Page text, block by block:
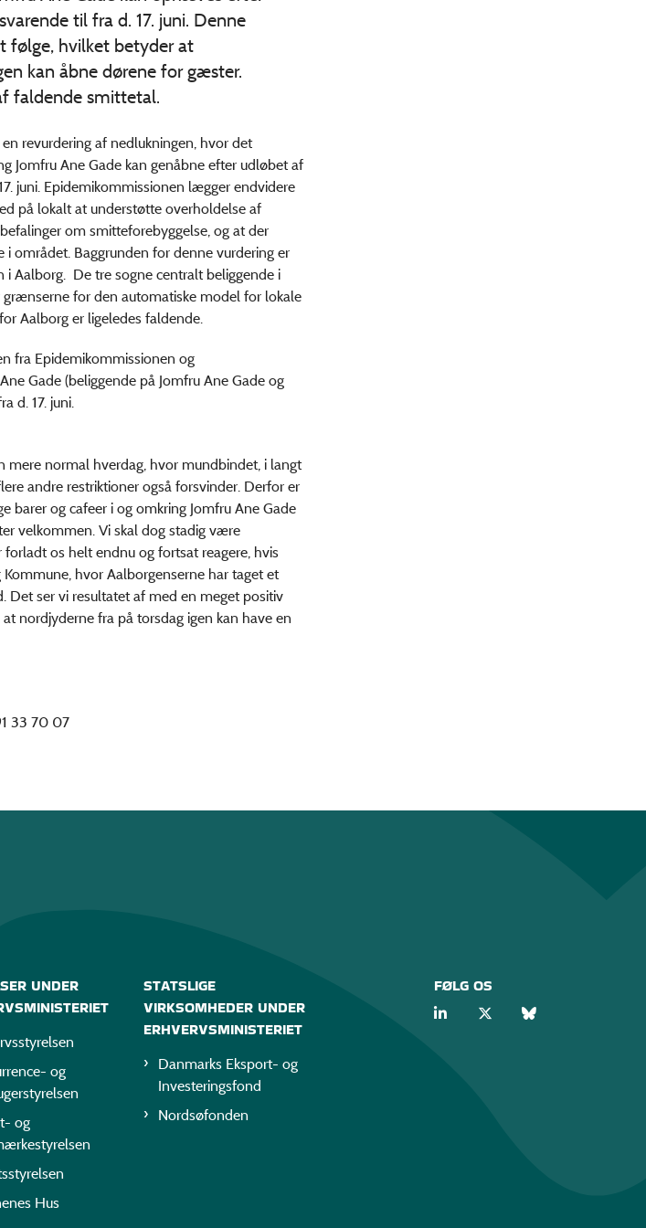
til fra d. 17. juni. Denne
følge, hvilket betyder at
kan åbne dørene for gæster.
faldende smittetal.
revurdering af nedlukningen, hvor det
Jomfru Ane Gade kan genåbne efter udløbet af
juni. Epidemikommissionen lægger endvidere
på lokalt at understøtte overholdelse af
om smitteforebyggelse, og at der
området. Baggrunden for denne vurdering er
Aalborg. De tre sogne centralt beliggende i
for den automatiske model for lokale
Aalborg er ligeledes faldende.
fra Epidemikommissionen og
Gade (beliggende på Jomfru Ane Gade og
d. 17. juni.
mere normal hverdag, hvor mundbindet, i langt
andre restriktioner også forsvinder. Derfor er
barer og cafeer i og omkring Jomfru Ane Gade
velkommen. Vi skal dog stadig være
os helt endnu og fortsat reagere, hvis
hvor Aalborgenserne har taget et
Det ser vi resultatet af med en meget positiv
nordjyderne fra på torsdag igen kan have en
33 70 07
UNDER
og
og
Hus
STATSLIGE
VIRKSOMHEDER UNDER
ERHVERVSMINISTERIET
Danmarks Eksport- og
Investeringsfond
Nordsøfonden
FØLG OS